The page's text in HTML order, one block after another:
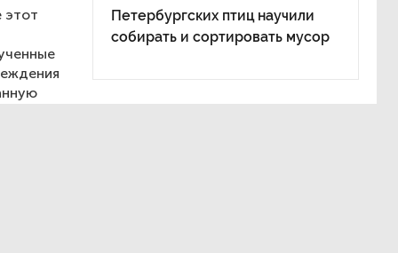
этот
Петербургских птиц научили
собирать и сортировать мусор